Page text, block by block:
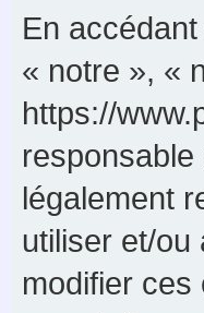
En
« notre », «
https://
responsable
légalement
utiliser et/
modifier ces